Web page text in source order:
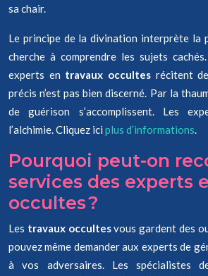
sa chair.
Le principe de la divination interprète la
cherche à comprendre les sujets
experts en travaux occultesrécitent
précis n’est pas bien discerné. Par la
de guérison s’accomplissent. Les
l’alchimie. Cliquez ici plus d’informations.
Pourquoi peut-on
services des experts
occultes ?
Les travaux occultesvous gardent des
pouvez même demander aux experts de
à vos adversaires. Les spécialistes